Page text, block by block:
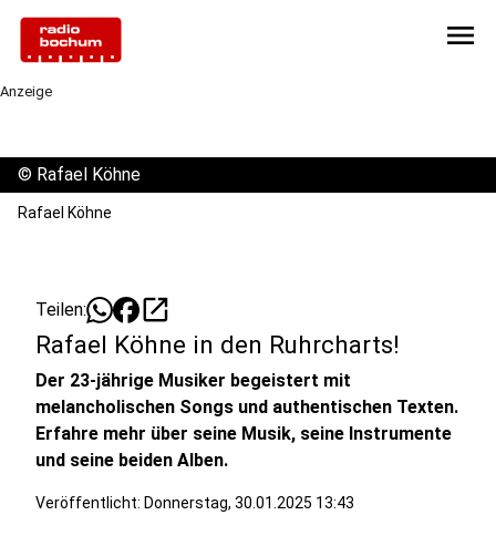
menu
Anzeige
© Rafael Köhne
Rafael Köhne
Teilen: open_in_new
Rafael Köhne in den Ruhrcharts!
Der 23-jährige Musiker begeistert mit
melancholischen Songs und authentischen Texten.
Erfahre mehr über seine Musik, seine Instrumente
und seine beiden Alben.
Veröffentlicht: Donnerstag, 30.01.2025 13:43